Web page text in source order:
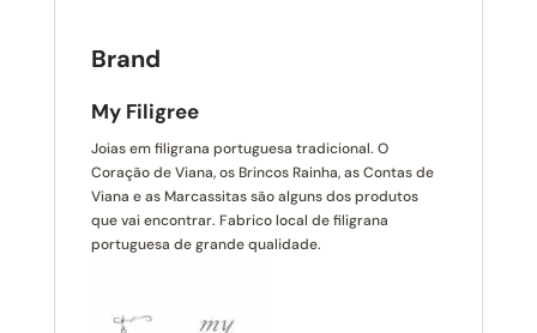
Brand
My Filigree
Joias em filigrana portuguesa tradicional. O
Coração de Viana, os Brincos Rainha, as Contas de
Viana e as Marcassitas são alguns dos produtos
que vai encontrar. Fabrico local de filigrana
portuguesa de grande qualidade.